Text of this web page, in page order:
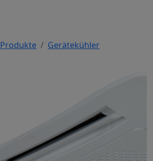
Produkte
Gerätekühler